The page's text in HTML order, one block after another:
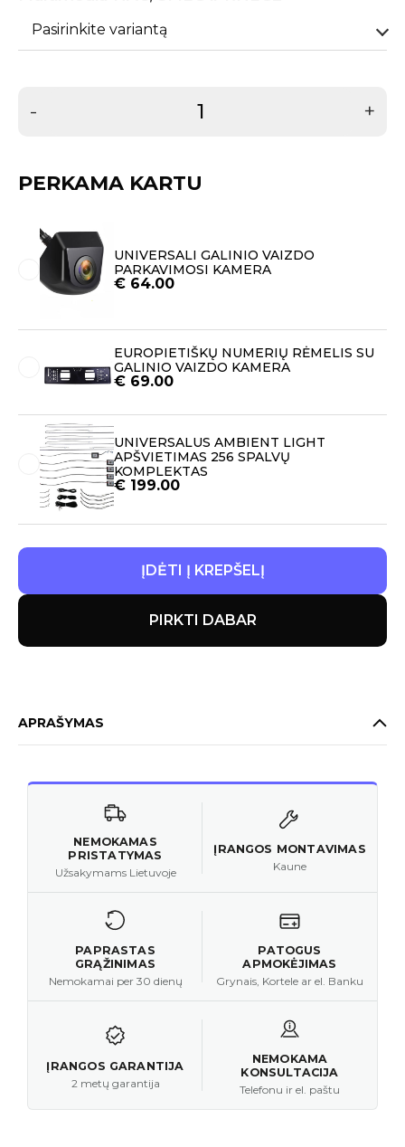
Pasirinkite variantą
- +
PERKAMA KARTU
UNIVERSALI GALINIO VAIZDO
PARKAVIMOSI KAMERA
€ 64.00
EUROPIETIŠKŲ NUMERIŲ RĖMELIS SU
GALINIO VAIZDO KAMERA
€ 69.00
UNIVERSALUS AMBIENT LIGHT
APŠVIETIMAS 256 SPALVŲ
KOMPLEKTAS
€ 199.00
ĮDĖTI Į KREPŠELĮ
PIRKTI DABAR
APRAŠYMAS
NEMOKAMAS
PRISTATYMAS
Užsakymams Lietuvoje
ĮRANGOS MONTAVIMAS
Kaune
PAPRASTAS
GRĄŽINIMAS
Nemokamai per 30 dienų
PATOGUS
APMOKĖJIMAS
Grynais, Kortele ar el. Banku
ĮRANGOS GARANTIJA
2 metų garantija
NEMOKAMA
KONSULTACIJA
Telefonu ir el. paštu